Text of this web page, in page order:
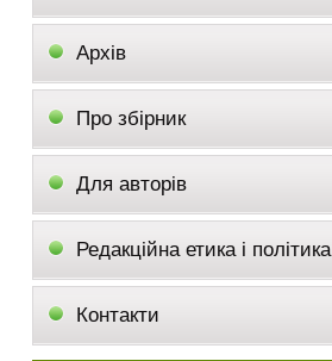
Архів
Про збірник
Для авторів
Редакційна етика і політика
Контакти